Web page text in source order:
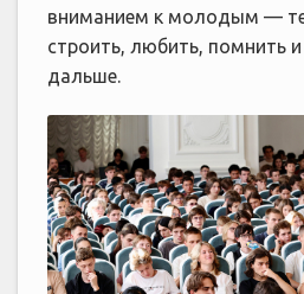
вниманием к молодым —
строить, любить, помнить
дальше.